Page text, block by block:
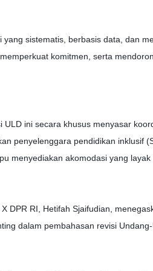
yang sistematis, berbasis data, dan
komitmen, serta
ULD ini secara khusus menyasar
penyelenggara pendidikan inklusif
menyediakan akomodasi yang
DPR RI, Hetifah Sjaifudian,
dalam pembahasan revisi